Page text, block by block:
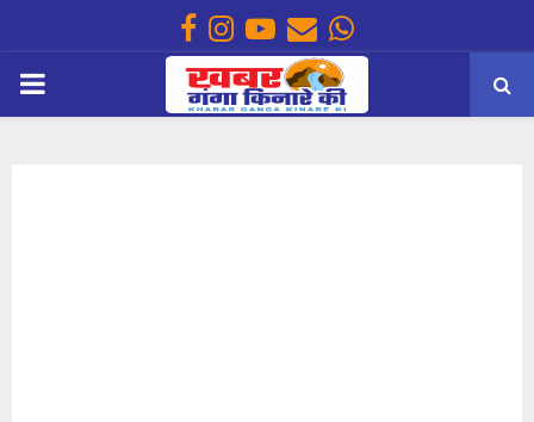
Facebook
Instagram
Youtube
EmailWhatsapp
PRIMARY